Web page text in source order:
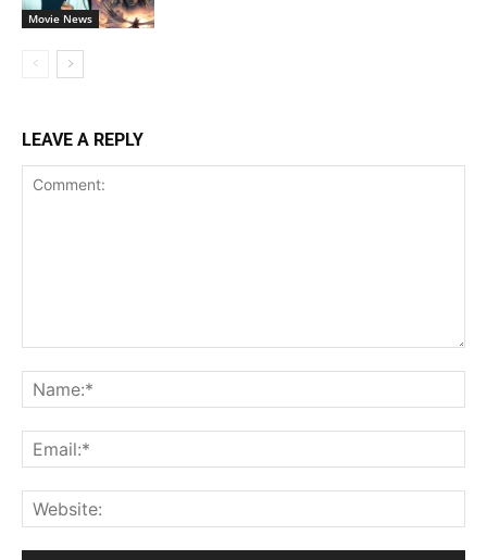
Movie News
LEAVE A REPLY